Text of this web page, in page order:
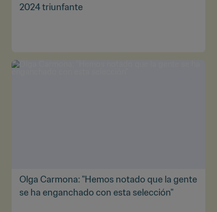
2024 triunfante
Olga Carmona: "Hemos notado que la gente
se ha enganchado con esta selección"